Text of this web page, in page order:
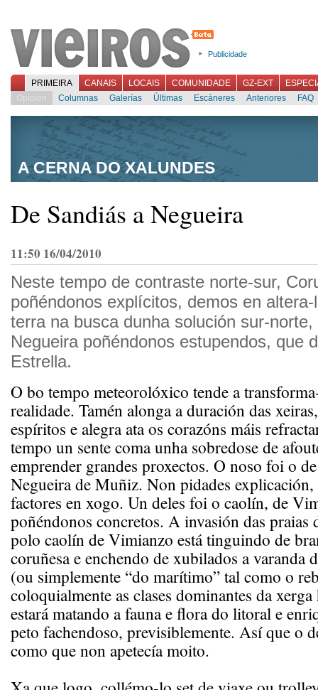
Publicidade
PRIMEIRA CANAIS LOCAIS COMUNIDADE GZ-EXT
Opinión
Columnas Galerías Últimas Escáneres Anteriores FAQ
A CERNA DO XALUNDES
De Sandiás a Negueira
11:50 16/04/2010
Neste tempo de contraste norte-sur,
poñéndonos explícitos, demos en
terra na busca dunha solución sur-norte,
Negueira poñéndonos estupendos, que
Estrella.
O bo tempo meteorolóxico tende a
realidade. Tamén alonga a duración das
espíritos e alegra ata os corazóns máis
tempo un sente coma unha sobredose de
emprender grandes proxectos. O noso foi o
Negueira de Muñiz. Non pidades explicación,
factores en xogo. Un deles foi o caolín, de
poñéndonos concretos. A invasión das praias
polo caolín de Vimianzo está tinguindo de
coruñesa e enchendo de xubilados a varanda
(ou simplemente “do marítimo” tal como o
coloquialmente as clases dominantes da
estará matando a fauna e flora do litoral e
peto fachendoso, previsiblemente. Así que o
como que non apetecía moito.